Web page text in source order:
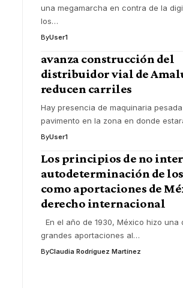
una megamarcha en contra de la
los…
ByUser1
avanza construcción del
distribuidor vial de
reducen carriles
Hay presencia de maquinaria
pavimento en la zona en donde
ByUser1
Los principios de no
autodeterminación de
como aportaciones de
derecho internacional
En el año de 1930, México hizo una
grandes aportaciones al…
ByClaudia Rodríguez Martínez